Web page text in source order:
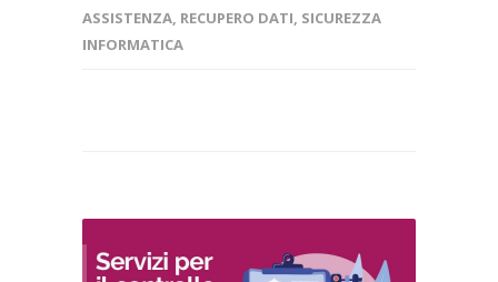
ASSISTENZA, RECUPERO DATI, SICUREZZA
INFORMATICA